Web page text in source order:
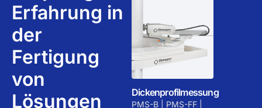
Erfahrung in
der
Fertigung
von
Lösungen
Dickenprofilmessung
PMS-B | PMS-FF |